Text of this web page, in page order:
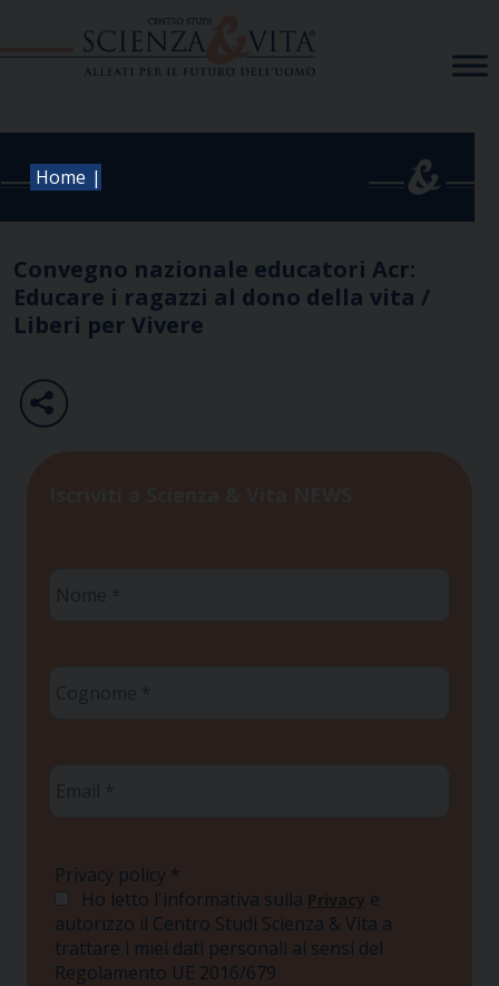
Home |
Convegno nazionale educatori Acr:
Educare i ragazzi al dono della vita /
Liberi per Vivere
Privacy policy *
Ho letto l'informativa sulla Privacy e
autorizzo il Centro Studi Scienza & Vita a
trattare i miei dati personali ai sensi del
Regolamento UE 2016/679